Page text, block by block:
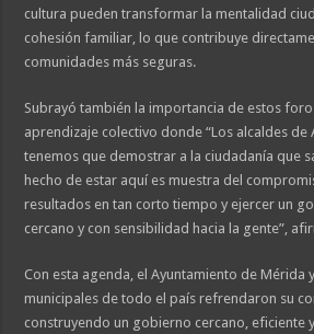
cultura pueden transformar la mentalidad
cohesión familiar, lo que contribuye
comunidades más seguras.
Subrayó también la importancia de estos
aprendizaje colectivo donde “Los alcaldes de
tenemos que demostrar a la ciudadanía que
hecho de estar aquí es muestra del
resultados en tan corto tiempo y ejercer un
cercano y con sensibilidad hacia la gente”,
Con esta agenda, el Ayuntamiento de Mérida
municipales de todo el país refrendaron su
construyendo un gobierno cercano, eficiente